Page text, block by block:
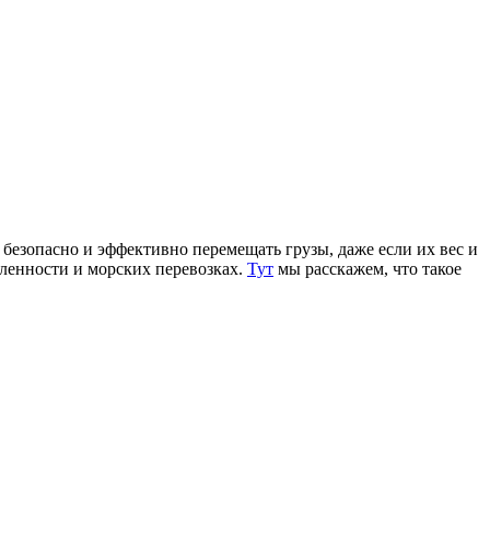
и эффективно перемещать грузы, даже если их вес и
и морских перевозках. Тут мы расскажем, что такое